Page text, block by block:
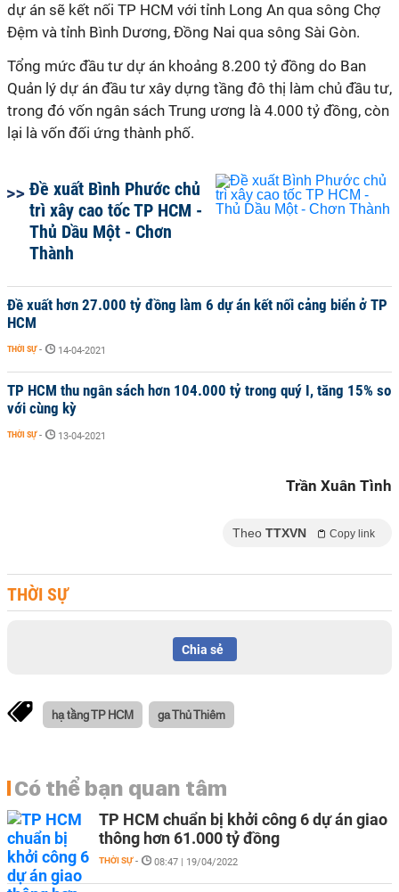
dự án sẽ kết nối TP HCM với tỉnh Long An qua sông Chợ
Đệm và tỉnh Bình Dương, Đồng Nai qua sông Sài Gòn.
Tổng mức đầu tư dự án khoảng 8.200 tỷ đồng do Ban
Quản lý dự án đầu tư xây dựng tầng đô thị làm chủ đầu tư,
trong đó vốn ngân sách Trung ương là 4.000 tỷ đồng, còn
lại là vốn đối ứng thành phố.
Đề xuất Bình Phước chủ
trì xây cao tốc TP HCM -
Thủ Dầu Một - Chơn
Thành
Đề xuất hơn 27.000 tỷ đồng làm 6 dự án kết nối cảng biển ở TP
HCM
THỜI SỰ - 14-04-2021
TP HCM thu ngân sách hơn 104.000 tỷ trong quý I, tăng 15% so
với cùng kỳ
THỜI SỰ - 13-04-2021
Trần Xuân Tình
Theo TTXVN Copy link
THỜI SỰ
Chia sẻ
hạ tầng TP HCM ga Thủ Thiêm
Có thể bạn quan tâm
TP HCM chuẩn bị khởi công 6 dự án giao
thông hơn 61.000 tỷ đồng
THỜI SỰ - 08:47 | 19/04/2022